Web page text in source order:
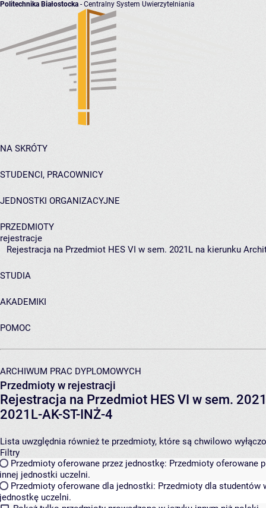
Politechnika Białostocka - Centralny System Uwierzytelniania
NA SKRÓTY
STUDENCI, PRACOWNICY
JEDNOSTKI ORGANIZACYJNE
PRZEDMIOTY
rejestracje
Rejestracja na Przedmiot HES VI w sem. 2021L na kierunku
STUDIA
AKADEMIKI
POMOC
ARCHIWUM PRAC DYPLOMOWYCH
Przedmioty w rejestracji
Rejestracja na Przedmiot HES VI w sem.
2021L-AK-ST-INŻ-4
Lista uwzględnia również te przedmioty, które są chwilowo
Filtry
Przedmioty oferowane przez jednostkę: Przedmioty oferowane
innej jednostki uczelni.
Przedmioty oferowane dla jednostki: Przedmioty dla studentów
jednostkę uczelni.